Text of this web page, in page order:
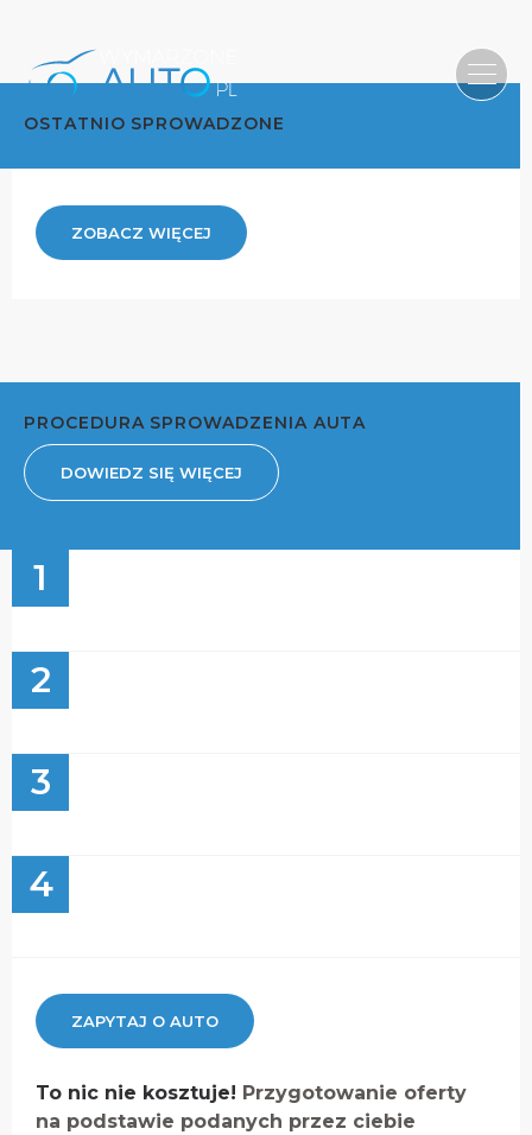
OSTATNIO SPROWADZONE
ZOBACZ WIĘCEJ
PROCEDURA SPROWADZENIA AUTA
DOWIEDZ SIĘ WIĘCEJ
1
2
3
4
ZAPYTAJ O AUTO
To nic nie kosztuje! Przygotowanie oferty
na podstawie podanych przez ciebie